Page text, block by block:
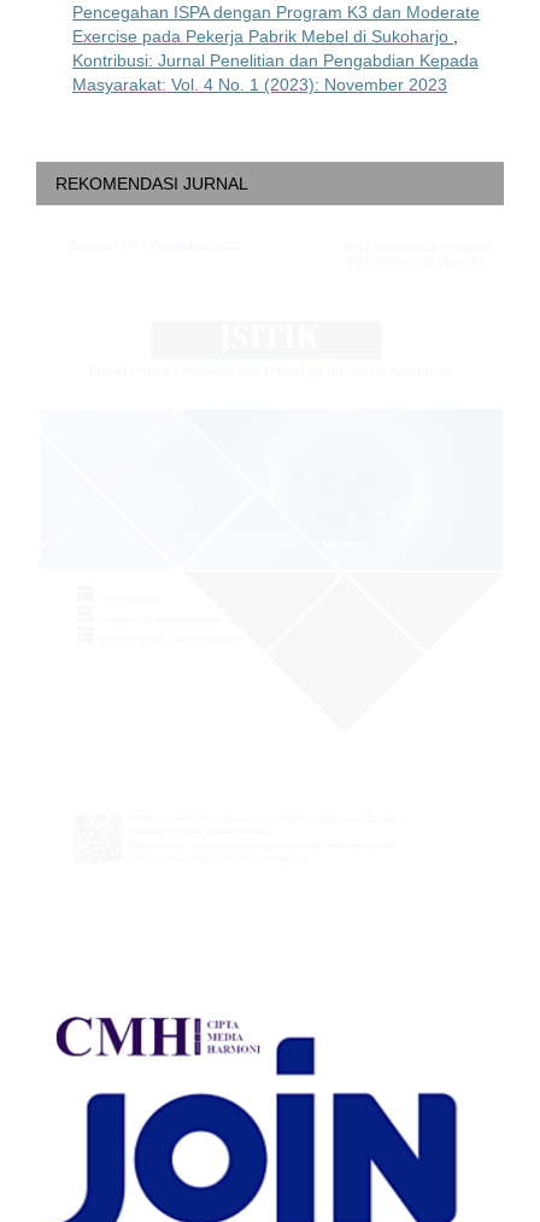
Pencegahan ISPA dengan Program K3 dan Moderate
Exercise pada Pekerja Pabrik Mebel di Sukoharjo
Kontribusi: Jurnal Penelitian dan Pengabdian Kepada
Masyarakat: Vol. 4 No. 1 (2023): November 2023
REKOMENDASI JURNAL